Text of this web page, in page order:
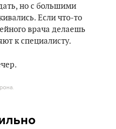
но с большими
Если что-то
врача делаешь
к специалисту.